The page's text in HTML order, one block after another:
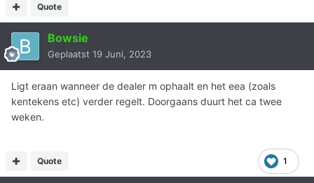
Quote
Bowsie
Geplaatst 19 Juni, 2023
Ligt eraan wanneer de dealer m ophaalt en het eea (zoals
kentekens etc) verder regelt. Doorgaans duurt het ca twee
weken.
1
Quote